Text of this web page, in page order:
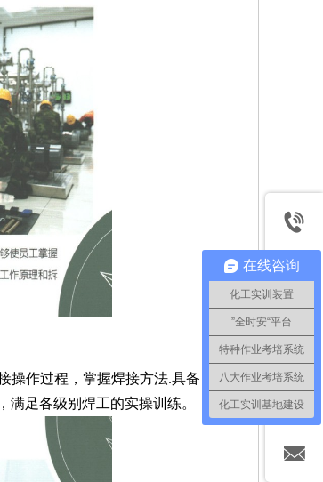
操作过程，掌握焊接方法.具备自动评
足各级别焊工的实操训练。
在线咨询
化工实训装置
”全时安“平台
特种作业考培系统
八大作业考培系统
化工实训基地建设